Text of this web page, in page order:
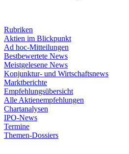
Rubriken
Aktien im Blickpunkt
Ad hoc-Mitteilungen
Bestbewertete News
Meistgelesene News
Konjunktur- und Wirtschaftsnews
Marktberichte
Empfehlungsübersicht
Alle Aktienempfehlungen
Chartanalysen
IPO-News
Termine
Themen-Dossiers